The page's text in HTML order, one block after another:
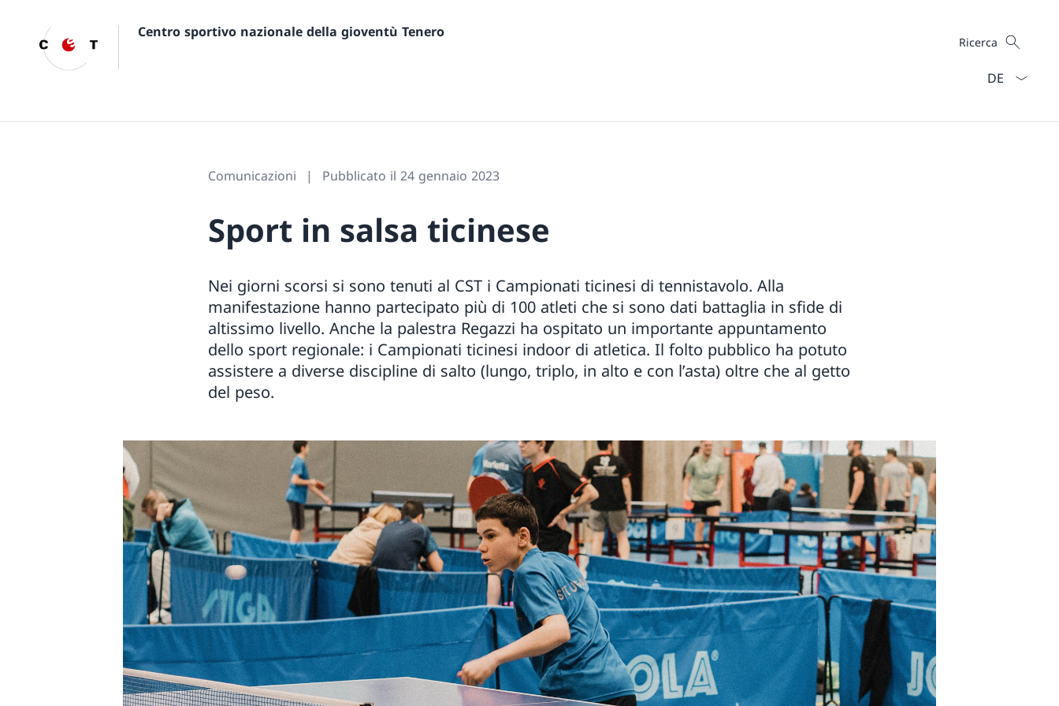
Centro sportivo nazionale della gioventù Tenero Cercare
Ricerca
Comunicazioni Pubblicato il 24 gennaio 2023
Sport in salsa ticinese
Nei giorni scorsi si sono tenuti al CST i Campionati ticinesi di tennistavolo. Alla
manifestazione hanno partecipato più di 100 atleti che si sono dati battaglia in sfide di
altissimo livello. Anche la palestra Regazzi ha ospitato un importante appuntamento
dello sport regionale: i Campionati ticinesi indoor di atletica. Il folto pubblico ha potuto
assistere a diverse discipline di salto (lungo, triplo, in alto e con l’asta) oltre che al getto
del peso.